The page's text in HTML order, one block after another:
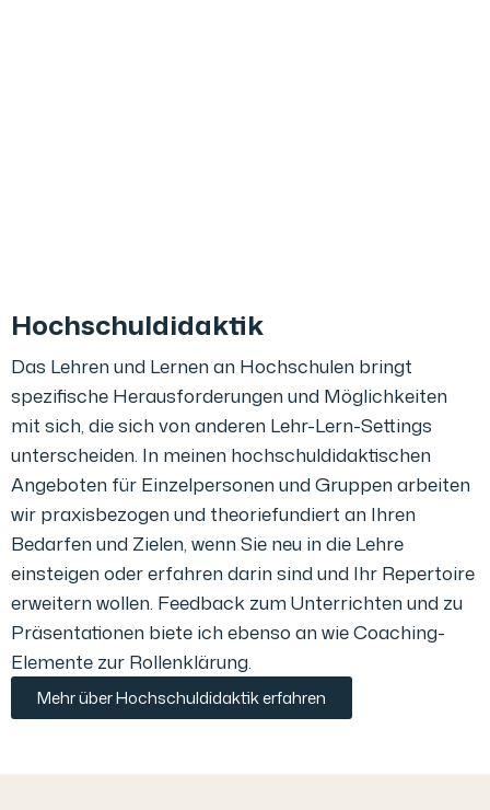
Hochschuldidaktik
Das Lehren und Lernen an Hochschulen bringt
spezifische Herausforderungen und Möglichkeiten
mit sich, die sich von anderen Lehr-Lern-Settings
unterscheiden. In meinen hochschuldidaktischen
Angeboten für Einzelpersonen und Gruppen arbeiten
wir praxisbezogen und theoriefundiert an Ihren
Bedarfen und Zielen, wenn Sie neu in die Lehre
einsteigen oder erfahren darin sind und Ihr Repertoire
erweitern wollen. Feedback zum Unterrichten und zu
Präsentationen biete ich ebenso an wie Coaching-
Elemente zur Rollenklärung.
Mehr über Hochschuldidaktik erfahren